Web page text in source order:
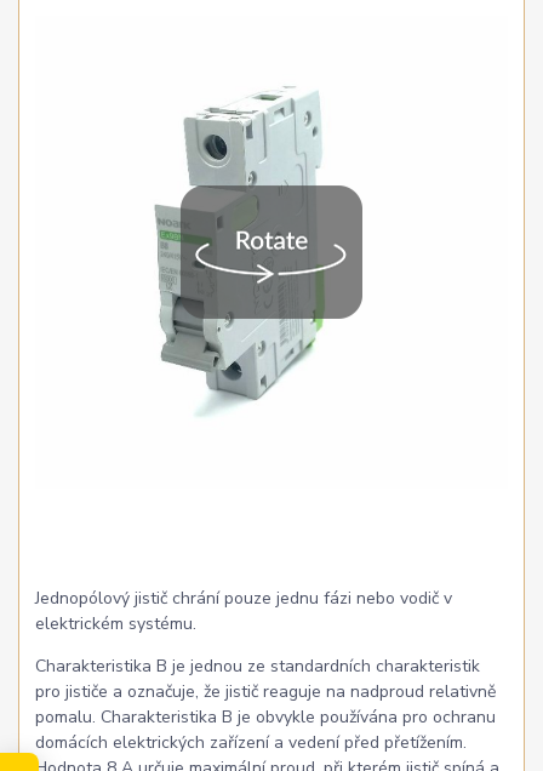
Jednopólový jistič chrání pouze jednu fázi nebo vodič v
elektrickém systému.
Charakteristika B je jednou ze standardních charakteristik
pro jističe a označuje, že jistič reaguje na nadproud relativně
pomalu. Charakteristika B je obvykle používána pro ochranu
domácích elektrických zařízení a vedení před přetížením.